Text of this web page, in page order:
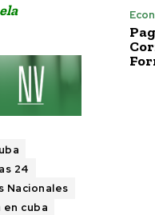
24
Nacionales
en cuba